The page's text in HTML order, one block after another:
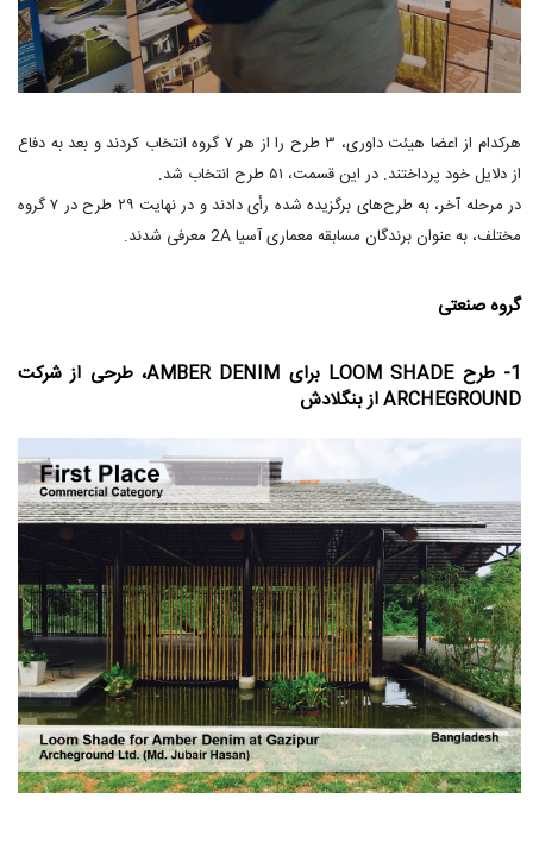
هرکدام از اعضا هیئت داوری، ۳ طرح را از هر ۷ گروه انتخاب کردند و بعد به دفاع
از دلایل خود پرداختند. در این قسمت، ۵۱ طرح انتخاب شد.
در مرحله آخر، به طرح‌های برگزیده شده رأی‌ دادند و در نهایت ۲۹ طرح در ۷ گروه
مختلف، به عنوان برندگان مسابقه معماری آسیا 2A معرفی شدند.
گروه صنعتی
1- طرح LOOM SHADE برای AMBER DENIM، طرحی از شرکت
ARCHEGROUND از بنگلادش